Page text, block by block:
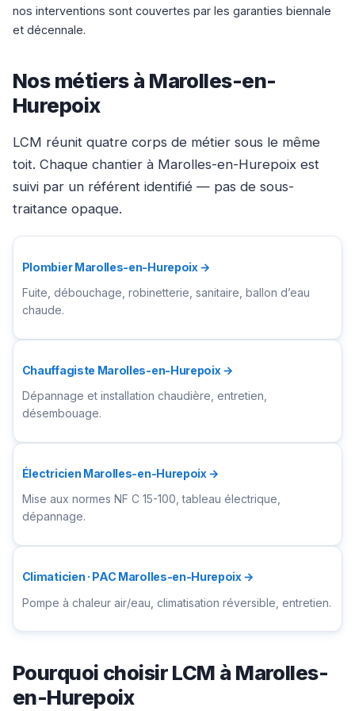
nos interventions sont couvertes par les garanties biennale
et décennale.
Nos métiers à Marolles-en-
Hurepoix
LCM réunit quatre corps de métier sous le même
toit. Chaque chantier à Marolles-en-Hurepoix est
suivi par un référent identifié — pas de sous-
traitance opaque.
Plombier Marolles-en-Hurepoix →
Fuite, débouchage, robinetterie, sanitaire, ballon d’eau
chaude.
Chauffagiste Marolles-en-Hurepoix →
Dépannage et installation chaudière, entretien,
désembouage.
Électricien Marolles-en-Hurepoix →
Mise aux normes NF C 15-100, tableau électrique,
dépannage.
Climaticien · PAC Marolles-en-Hurepoix →
Pompe à chaleur air/eau, climatisation réversible, entretien.
Pourquoi choisir LCM à Marolles-
en-Hurepoix